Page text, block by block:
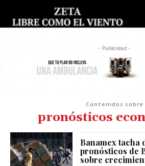
- Publicidad -
Contenidos sobre
pronósticos
Banamex tacha
pronósticos de
sobre